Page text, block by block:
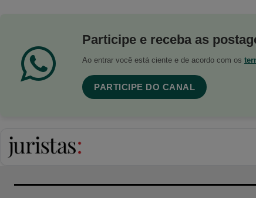
Participe e receba as
Ao entrar você está ciente e de acordo com os
PARTICIPE DO CANAL